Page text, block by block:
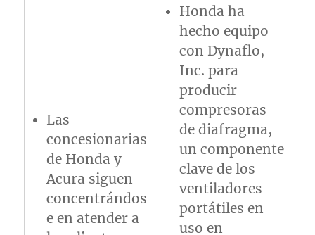
Las
concesionarias
de Honda y
Acura siguen
concentrándos
e en atender a
Honda ha
hecho equipo
con Dynaflo,
Inc. para
producir
compresoras
de diafragma,
un componente
clave de los
ventiladores
portátiles en
uso en